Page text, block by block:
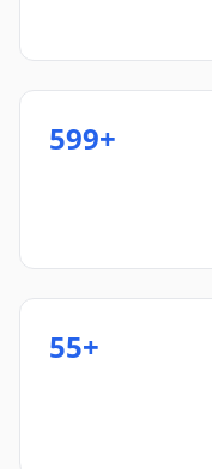
+599
+55